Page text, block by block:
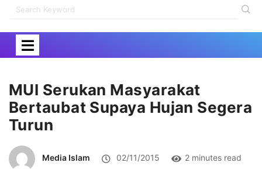
MUI Serukan Masyarakat
Bertaubat Supaya Hujan Segera
Turun
Media Islam 02/11/2015 2 minutes read